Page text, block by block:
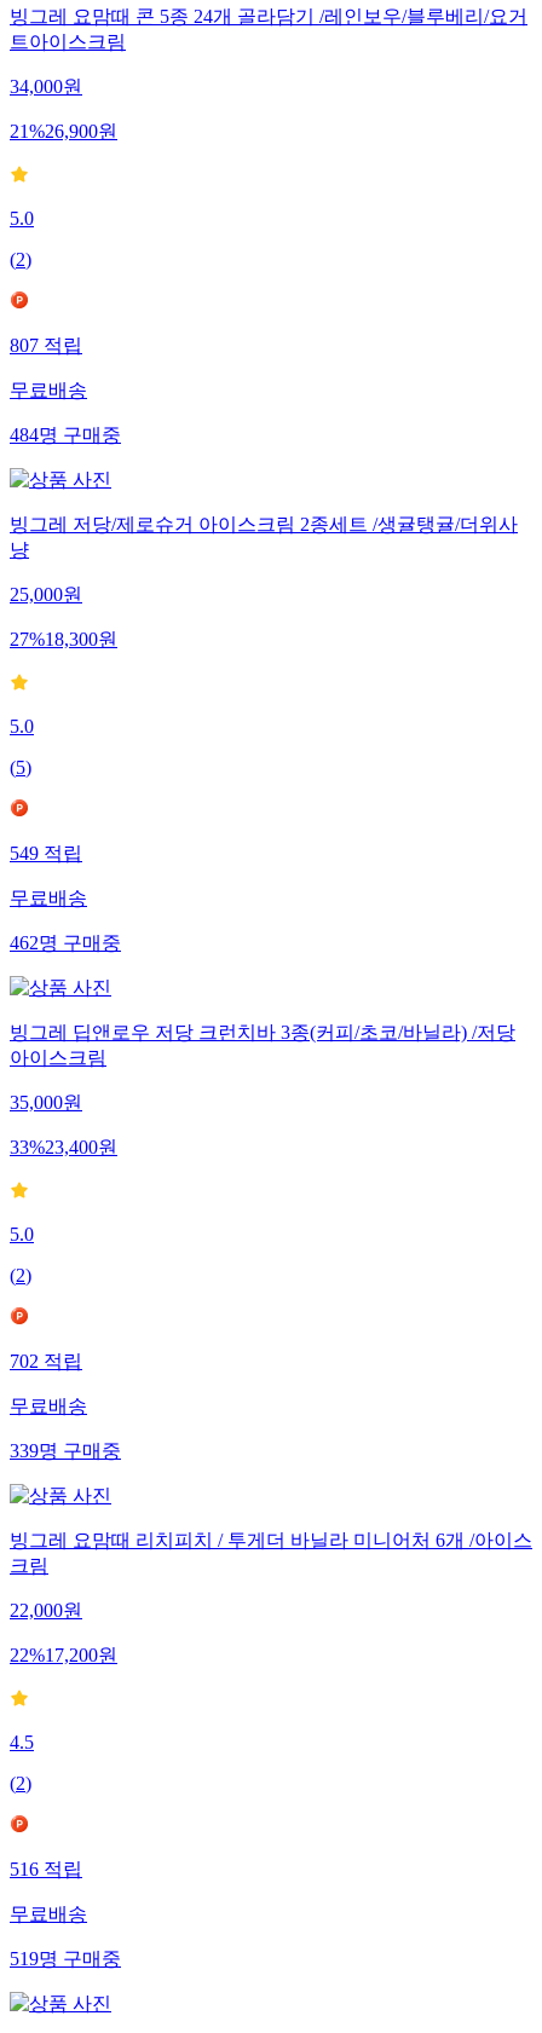
빙그레 요맘때 콘 5종 24개 골라담기 /레인보우/블루베리/요거
트아이스크림
34,000원
21%26,900원
5.0
(2)
807적립
무료배송
484명구매중
빙그레 저당/제로슈거 아이스크림 2종세트 /생귤탱귤/더위사
냥
25,000원
27%18,300원
5.0
(5)
549적립
무료배송
462명구매중
빙그레 딥앤로우 저당 크런치바 3종(커피/초코/바닐라) /저당
아이스크림
35,000원
33%23,400원
5.0
(2)
702적립
무료배송
339명구매중
빙그레 요맘때 리치피치 / 투게더 바닐라 미니어처 6개 /아이스
크림
22,000원
22%17,200원
4.5
(2)
516적립
무료배송
519명구매중